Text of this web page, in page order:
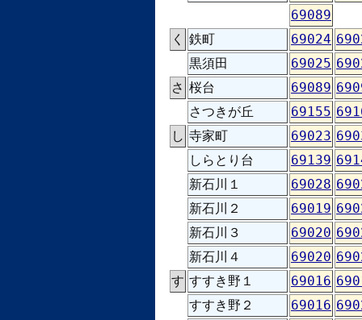
69089
く
鉄町 69024
黒須田
69025
さ 桜台 69089
さつきが丘
69155
し 寺家町 69023
しらとり台
69139
新石川１
69028
新石川２
69019
新石川３
69020
新石川４
69020
す すすき野１ 69016
すすき野２
69016